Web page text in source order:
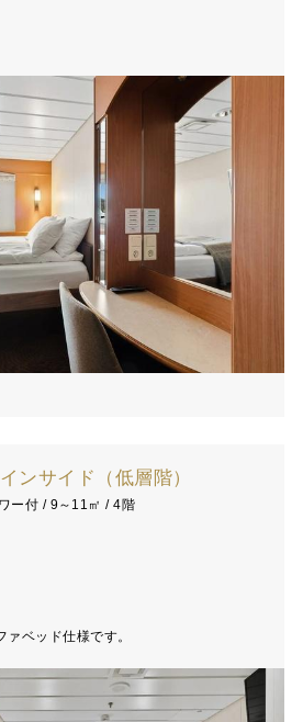
ンサイド（低層階）
ー付 / 9～11㎡ / 4階
ベッド仕様です。